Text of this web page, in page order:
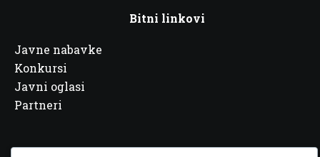
Bitni linkovi
Javne nabavke
Konkursi
Javni oglasi
Partneri